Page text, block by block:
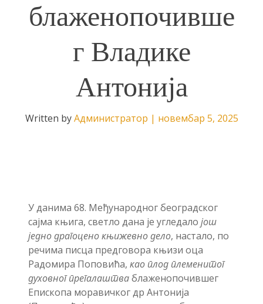
блаженопочивше
г Владике
Антонија
Written byАдминистратор | новембар 5, 2025
У данима 68. Међународног београдског
сајма књига, светло дана је угледало још
једно драгоцено књижевно дело, настало, по
речима писца предговора књизи оца
Радомира Поповића, као плод племенитог
духовног прегалаштваблаженопочившег
Епископа моравичког др Антонија